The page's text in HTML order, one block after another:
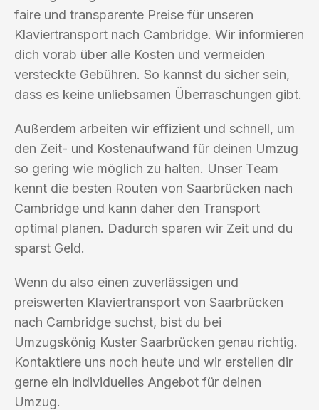
faire und transparente Preise für unseren
Klaviertransport nach Cambridge. Wir informieren
dich vorab über alle Kosten und vermeiden
versteckte Gebühren. So kannst du sicher sein,
dass es keine unliebsamen Überraschungen gibt.
Außerdem arbeiten wir effizient und schnell, um
den Zeit- und Kostenaufwand für deinen Umzug
so gering wie möglich zu halten. Unser Team
kennt die besten Routen von Saarbrücken nach
Cambridge und kann daher den Transport
optimal planen. Dadurch sparen wir Zeit und du
sparst Geld.
Wenn du also einen zuverlässigen und
preiswerten Klaviertransport von Saarbrücken
nach Cambridge suchst, bist du bei
Umzugskönig Kuster Saarbrücken genau richtig.
Kontaktiere uns noch heute und wir erstellen dir
gerne ein individuelles Angebot für deinen
Umzug.